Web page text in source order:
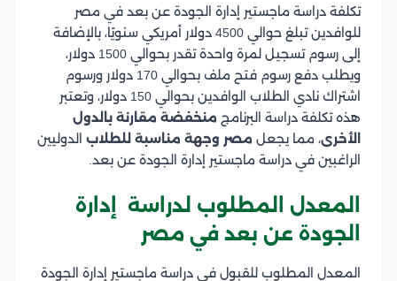
تكلفة دراسة ماجستير إدارة الجودة عن بعد في مصر
للوافدين تبلغ حوالي 4500 دولار أمريكي سنويًا، بالإضافة
إلى رسوم تسجيل لمرة واحدة تقدر بحوالي 1500 دولار،
ويطلب دفع رسوم فتح ملف بحوالي 170 دولار ورسوم
اشتراك نادي الطلاب الوافدين بحوالي 150 دولار، وتعتبر
هذه تكلفة دراسة البرنامج منخفضة مقارنة بالدول
الأخرى، مما يجعل مصر وجهة مناسبة للطلاب الدوليين
الراغبين في دراسة ماجستير إدارة الجودة عن بعد.
المعدل المطلوب لدراسة إدارة
الجودة عن بعد في مصر
المعدل المطلوب للقبول في دراسة ماجستير إدارة الجودة